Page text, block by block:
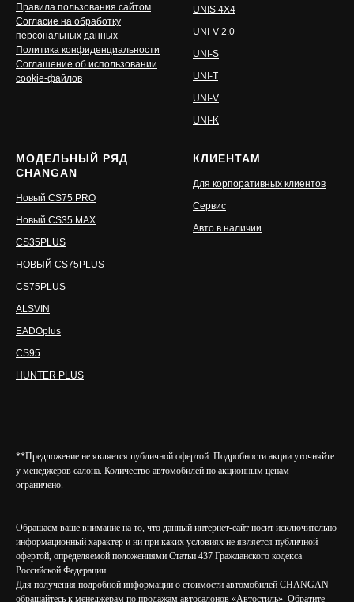
Правила пользования сайтом
Согласие на обработку
персональных данных
Политика конфиденциальности
Соглашение об использовании
cookie-файлов
UNIS 4X4
UNI-V 2.0
UNI-S
UNI-T
UNI-V
UNI-K
МОДЕЛЬНЫЙ РЯД
CHANGAN
Новый CS75 PRO
Новый CS35 MAX
CS35PLUS
НОВЫЙ CS75PLUS
CS75PLUS
ALSVIN
EADOplus
CS95
HUNTER PLUS
КЛИЕНТАМ
Для корпоративных клиентов
Сервис
Авто в наличии
**Предложение не является публичной офертой. Подробности акции уточняйте
у менеджеров салона. Количество автомобилей по акционным ценам
ограничено.
Обращаем ваше внимание на то, что данный интернет-сайт носит исключительно
информационный характер и ни при каких условиях не является публичной
офертой, определяемой положениями Статьи 437 Гражданского кодекса
Российской Федерации.
Для получения подробной информации о стоимости автомобилей CHANGAN
обращайтесь к менеджерам по продажам автосалонов «Автостиль». Обратите